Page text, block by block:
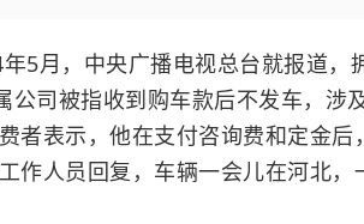
5月，中央广播电视总台就报道，
公司被指收到购车款后不发车，涉
者表示，他在支付咨询费和定金后
作人员回复，车辆一会儿在河北